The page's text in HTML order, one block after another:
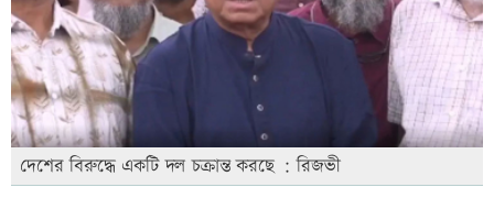
দেশের বিরুদ্ধে একটি দল চক্রান্ত করছে : রিজভী